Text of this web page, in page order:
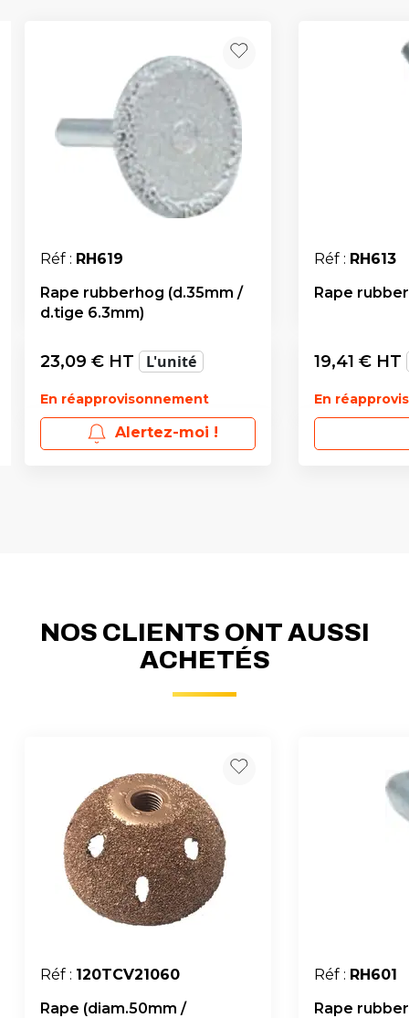
Réf : RH619
Rape rubberhog (d.35mm /
d.tige 6.3mm)
23,09 € HT L'unité
En réapprovisonnement
Alertez-moi !
Réf : RH613
Rape
19,41 € HT
En
NOS CLIENTS ONT AUSSI
ACHETÉS
Réf : 120TCV21060
Rape (diam.50mm /
Réf : RH601
Rape